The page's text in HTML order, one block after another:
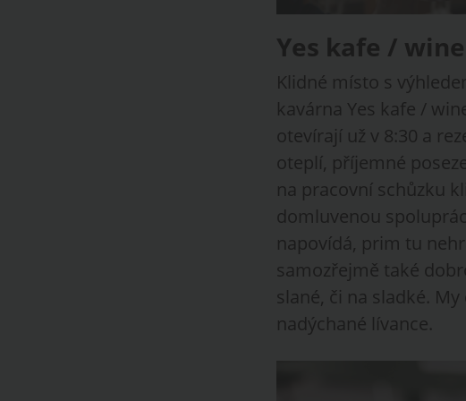
Yes kafe / wine
Klidné místo s
kavárna Yes kafe /
otevírají už v 8:30 a
oteplí, příjemné
na pracovní schůzku
domluvenou
napovídá, prim tu
samozřejmě také
slané, či na sladké.
nadýchané lívance.